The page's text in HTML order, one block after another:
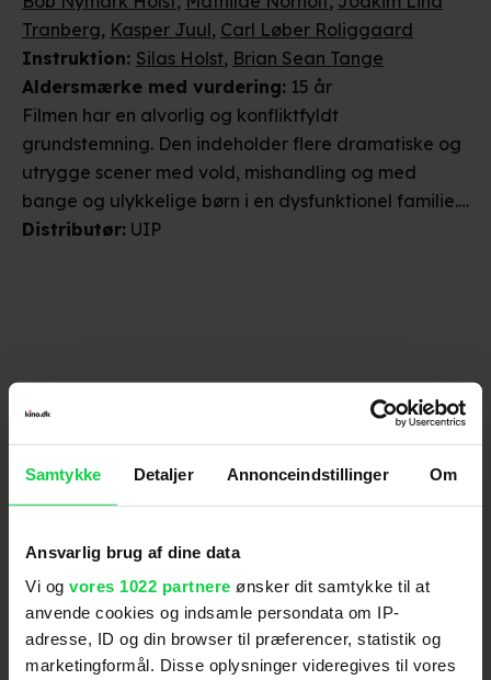
Samtykke Detaljer Annonceindstillinger Om
Ansvarlig brug af dine data
Vi og vores 1022 partnere ønsker dit samtykke til at
anvende cookies og indsamle persondata om IP-
adresse, ID og din browser til præferencer, statistik og
marketingformål. Disse oplysninger videregives til vores
Anmeldelser fra medierne
Alt for damerne
"Det er tydeligt, at historien har været vigtig for ham
Tranberg, Kasper Juul, Carl Løber Roliggaard
Instruktion: Silas Holst, Brian Sean Tange
Aldersmærke med vurdering: 15 år
Filmen har en alvorlig og konfliktfyldt
grundstemning. Den indeholder flere dramatiske og
utrygge scener med vold, mishandling og med
bange og ulykkelige børn i en dysfunktionel familie.
Det vurderes, at filmen kan virke skræmmende på
Distributør: UIP